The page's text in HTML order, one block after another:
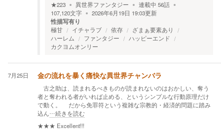
★223 異世界ファンタジー 連載中 56話
107,120文字 2026年6月19日 19:03更新
性描写有り
極甘 イチャラブ 依存
ざまぁ要素あり
ハーレム
ファンタジー
ハッピーエンド
カクヨムオンリー
7月25日 金の流れを暴く痛快な異世界チャンバラ
古之助は、読まれるべきものが読まれないのはおかしい、奪う
者と奪われる者がいれば止める、というシンプルな行動原理だけ
で動く。 だから免罪符という複雑な宗教的・経済的問題に踏み
込ん…続きを読む
★★★ Excellent!!!